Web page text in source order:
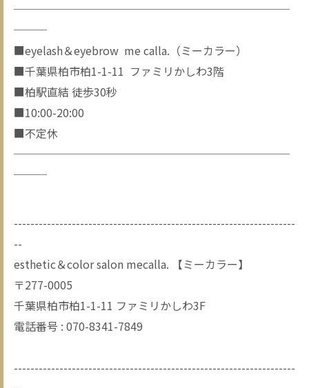
─────────────────────────
───
■eyelash＆eyebrow me calla.（ミーカラー）
■千葉県柏市柏1-1-11 ファミリかしわ3階
■柏駅直結 徒歩30秒
■10:00-20:00
■不定休
─────────────────────────
───
--------------------------------------------------------------------
--
esthetic＆color salon mecalla. 【ミーカラー】
〒277-0005
千葉県柏市柏1-1-11 ファミリかしわ3F
電話番号 : 070-8341-7849
--------------------------------------------------------------------